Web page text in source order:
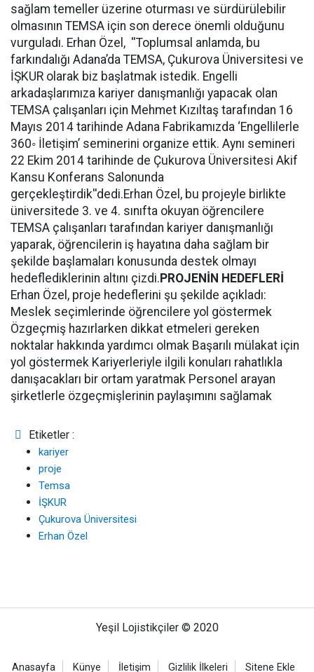
sağlam temeller üzerine oturması ve sürdürülebilir
olmasının TEMSA için son derece önemli olduğunu
vurguladı. Erhan Özel, ''Toplumsal anlamda, bu
farkındalığı Adana’da TEMSA, Çukurova Üniversitesi ve
İŞKUR olarak biz başlatmak istedik. Engelli
arkadaşlarımıza kariyer danışmanlığı yapacak olan
TEMSA çalışanları için Mehmet Kızıltaş tarafından 16
Mayıs 2014 tarihinde Adana Fabrikamızda ‘Engellilerle
360◦ İletişim’ seminerini organize ettik. Aynı semineri
22 Ekim 2014 tarihinde de Çukurova Üniversitesi Akif
Kansu Konferans Salonunda
gerçekleştirdik''dedi.Erhan Özel, bu projeyle birlikte
üniversitede 3. ve 4. sınıfta okuyan öğrencilere
TEMSA çalışanları tarafından kariyer danışmanlığı
yaparak, öğrencilerin iş hayatına daha sağlam bir
şekilde başlamaları konusunda destek olmayı
hedeflediklerinin altını çizdi. PROJENİN HEDEFLERİ
Erhan Özel, proje hedeflerini şu şekilde açıkladı:
Meslek seçimlerinde öğrencilere yol göstermek
Özgeçmiş hazırlarken dikkat etmeleri gereken
noktalar hakkında yardımcı olmak Başarılı mülakat için
yol göstermek Kariyerleriyle ilgili konuları rahatlıkla
danışacakları bir ortam yaratmak Personel arayan
şirketlerle özgeçmişlerinin paylaşımını sağlamak
Etiketler :
kariyer
proje
Temsa
İŞKUR
Çukurova Üniversitesi
Erhan Özel
Yeşil Lojistikçiler © 2020
Anasayfa Künye İletişim Gizlilik İlkeleri Sitene Ekle